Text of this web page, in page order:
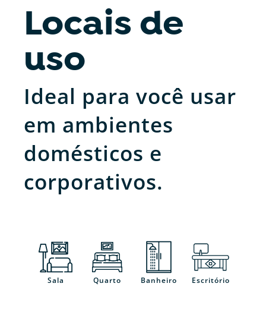
Locais de
uso
Ideal para você usar
em ambientes
domésticos e
corporativos.
Sala Quarto Banheiro Escritório